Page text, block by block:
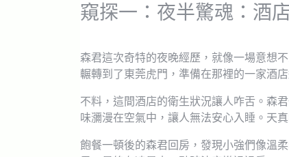
窺探一：夜半驚魂：酒
森君這次奇特的夜晚經歷，就像一場意想
輾轉到了東莞虎門，準備在那裡的一家酒
不料，這間酒店的衛生狀況讓人咋舌。森
味瀰漫在空氣中，讓人無法安心入睡。天
飽餐一頓後的森君回房，發現小強們像溫